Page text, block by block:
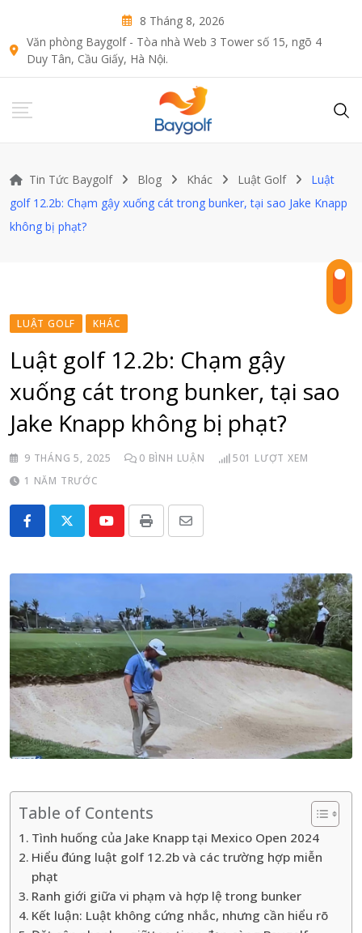
content
8 Tháng 8, 2026
Văn phòng Baygolf - Tòa nhà Web 3 Tower số 15, ngõ 4
Duy Tân, Cầu Giấy, Hà Nội.
Tin Tức Baygolf Blog Khác Luật Golf
Luật
golf 12.2b: Chạm gậy xuống cát trong bunker, tại sao Jake Knapp
không bị phạt?
LUẬT GOLF KHÁC
Luật golf 12.2b: Chạm gậy
xuống cát trong bunker, tại sao
Jake Knapp không bị phạt?
9 THÁNG 5, 2025 0 BÌNH LUẬN 501 LƯỢT XEM
1 NĂM TRƯỚC
YoutubePrint
Share
Email
Table of Contents
Tình huống của Jake Knapp tại Mexico Open 2024
Hiểu đúng luật golf 12.2b và các trường hợp miễn
phạt
Ranh giới giữa vi phạm và hợp lệ trong bunker
Kết luận: Luật không cứng nhắc, nhưng cần hiểu rõ